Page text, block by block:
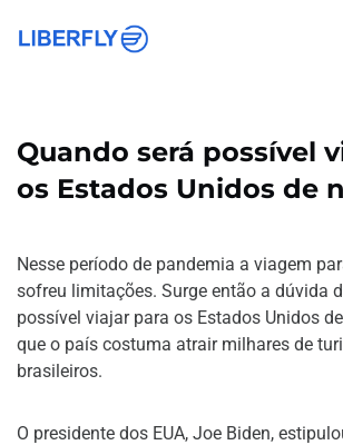
Quando será possível
os Estados Unidos de
Nesse período de pandemia a viagem
sofreu limitações. Surge então a dúvida
possível viajar para os Estados Unidos
que o país costuma atrair milhares de
brasileiros.
O presidente dos EUA, Joe Biden,